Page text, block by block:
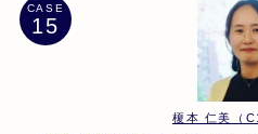
CASE
榎本 仁美（